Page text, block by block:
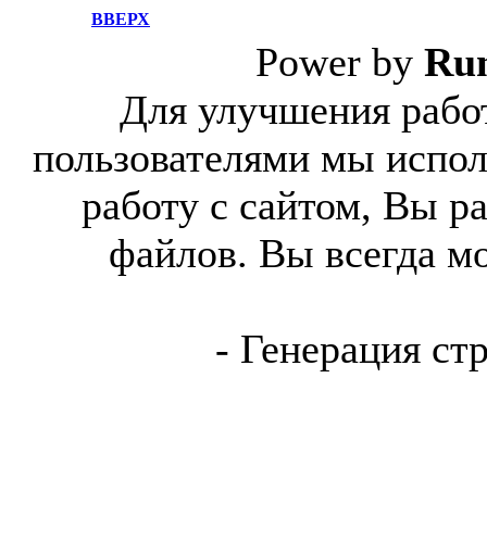
ВВЕРХ
Power by
Для улучшения
пользователями мы
работу с сайтом, Вы
файлов. Вы всегда
- Генерация